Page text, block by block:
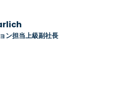
ン担当上級副社長